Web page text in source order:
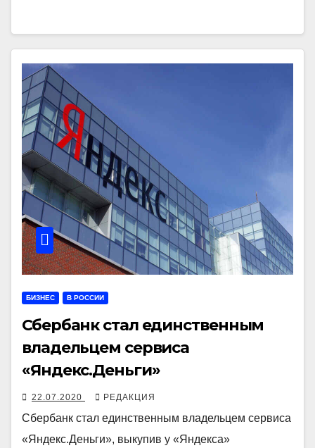
БИЗНЕС В РОССИИ
Сбербанк стал единственным
владельцем сервиса
«Яндекс.Деньги»
22.07.2020 РЕДАКЦИЯ
Сбербанк стал единственным владельцем сервиса
«Яндекс.Деньги», выкупив у «Яндекса»